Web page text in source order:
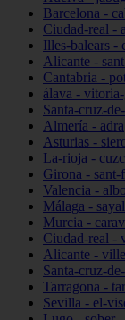
Barcelona -
Ciudad-real -
Illes-balears -
Alicante -
Cantabria -
álava -
Santa-cruz-
Almería - adra
Asturias -
La-rioja -
Girona -
Valencia -
Málaga -
Murcia -
Ciudad-real -
Alicante -
Santa-cruz-
Tarragona -
Sevilla - el-